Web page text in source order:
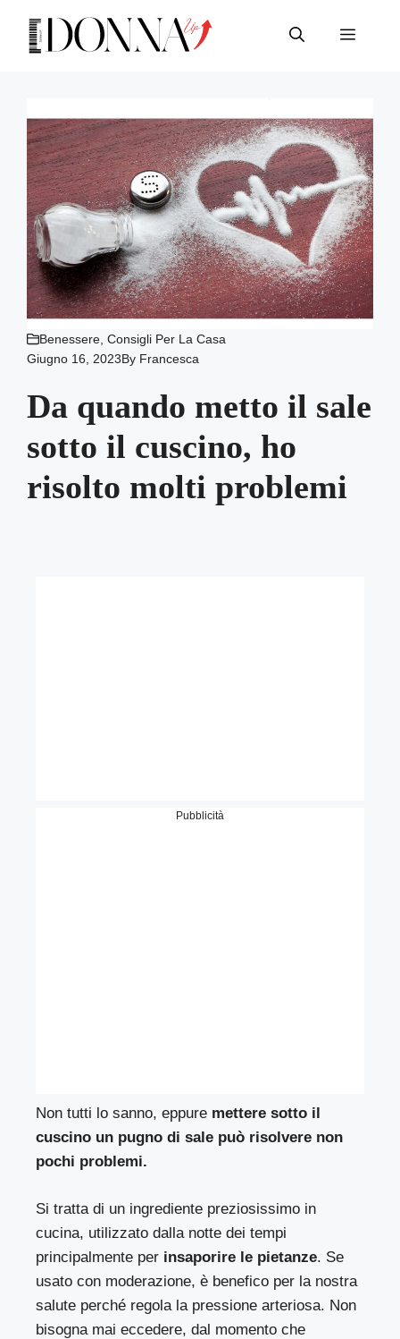
contenuto
Menu
Benessere,Consigli Per La Casa
Giugno 16, 2023By Francesca
Da quando metto il sale
sotto il cuscino, ho
risolto molti problemi
Pubblicità
Non tutti lo sanno, eppure mettere sotto il
cuscino un pugno di sale può risolvere non
pochi problemi.
Si tratta di un ingrediente preziosissimo in
cucina, utilizzato dalla notte dei tempi
principalmente per insaporire le pietanze. Se
usato con moderazione, è benefico per la nostra
salute perché regola la pressione arteriosa. Non
bisogna mai eccedere, dal momento che